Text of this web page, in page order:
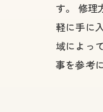
す。 修理
軽に手に
域によっ
事を参考